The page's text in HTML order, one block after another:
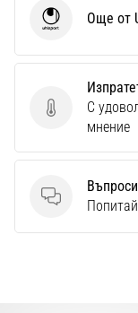
Изпратете
С
мнение
Въпроси
Въпроси
UhlsportОще от